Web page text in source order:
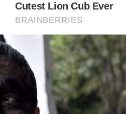
hadir di Bukit Aman
kes Teresa Kok
DAP dakwa Teresa tidak
sampaikan pandangan’ -
elak salah faham